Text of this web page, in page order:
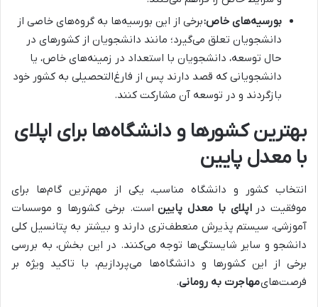
بورسیه‌های خاص:برخی از این بورسیه‌ها به گروه‌های خاصی از
دانشجویان تعلق می‌گیرد؛ مانند دانشجویان از کشورهای در
حال توسعه، دانشجویان با استعداد در زمینه‌های خاص، یا
دانشجویانی که قصد دارند پس از فارغ‌التحصیلی به کشور خود
بازگردند و در توسعه آن مشارکت کنند.
بهترین کشورها و دانشگاه‌ها برای اپلای
با معدل پایین
انتخاب کشور و دانشگاه مناسب، یکی از مهم‌ترین گام‌ها برای
موفقیت در اپلای با معدل پایین است. برخی کشورها و موسسات
آموزشی، سیستم پذیرش منعطف‌تری دارند و بیشتر به پتانسیل کلی
دانشجو و سایر شایستگی‌ها توجه می‌کنند. در این بخش، به بررسی
برخی از این کشورها و دانشگاه‌ها می‌پردازیم، با تاکید ویژه بر
فرصت‌هایمهاجرت به رومانی.